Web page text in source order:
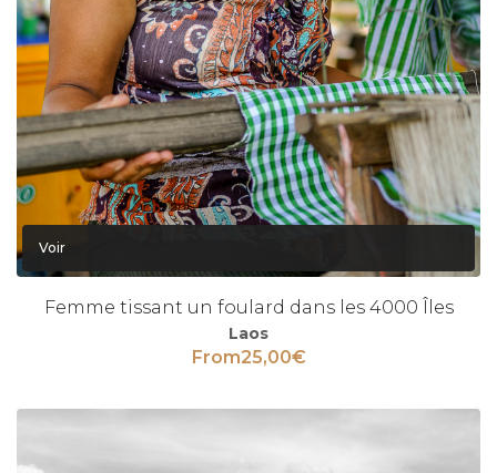
Voir
Femme tissant un foulard dans les 4000 Îles
Laos
From25,00€